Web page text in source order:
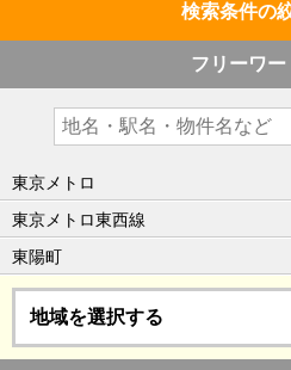
検索条件の
フリーワー
東京メトロ
東京メトロ東西線
東陽町
地域を選択する